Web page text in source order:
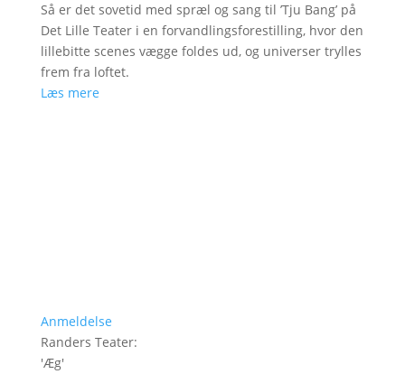
Så er det sovetid med spræl og sang til ’Tju Bang’ på
Det Lille Teater i en forvandlingsforestilling, hvor den
lillebitte scenes vægge foldes ud, og universer trylles
frem fra loftet.
Læs mere
Anmeldelse
Randers Teater:
'Æg'